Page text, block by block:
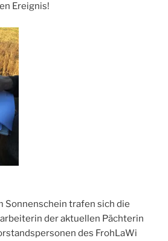
Ereignis!
Sonnenschein trafen sich die
der aktuellen Pächterin
des FrohLaWi